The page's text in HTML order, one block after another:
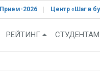
Прием-2026 Центр «Шаг в
РЕЙТИНГ СТУДЕНТАМ